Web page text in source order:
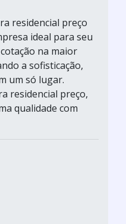
residencial preço
ideal para seu
na maior
a sofisticação,
um só lugar.
residencial preço,
qualidade com